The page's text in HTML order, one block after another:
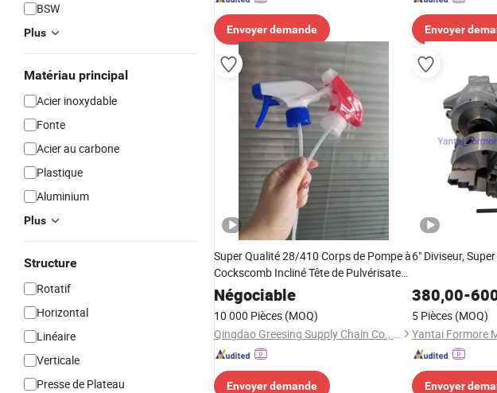
BSW
Plus
Matériau principal
Acier inoxydable
Fonte
Acier au carbone
Plastique
Aluminium
Plus
Structure
Rotatif
Horizontal
Linéaire
Verticale
Presse de Plateau
Envoyer demande Envoyer
Super Qualité 28/410 Corps de Pompe à
Cockscomb Incliné Tête de Pulvérisateur
en Plastique
Négociable
10 000 Pièces (MOQ)
Qingdao Greesing Supply Chain Co., Ltd.
Envoyer demande
6" Diviseur,
380,00-
5 Pièces (MOQ)
Yantai Formore
Envoyer